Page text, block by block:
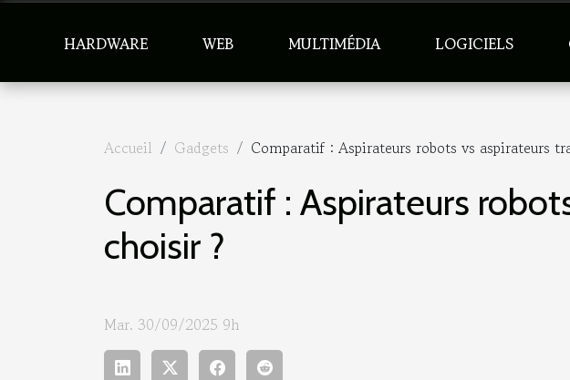
HARDWARE WEB MULTIMÉDIA LOGICIELS
Accueil Gadgets Comparatif : Aspirateurs robots vs aspirateurs
Comparatif : Aspirateurs
choisir ?
Mar. 30/09/2025 9h